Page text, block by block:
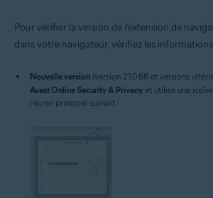
Pour vérifier la version de l’extension de
dans votre navigateur, vérifiez les informations
Nouvelle version (version 21.0.68 et versions
Avast Online Security & Privacy et utilise une icône
l’écran principal suivant :